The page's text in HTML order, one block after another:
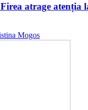
atrage atenția
Mogos